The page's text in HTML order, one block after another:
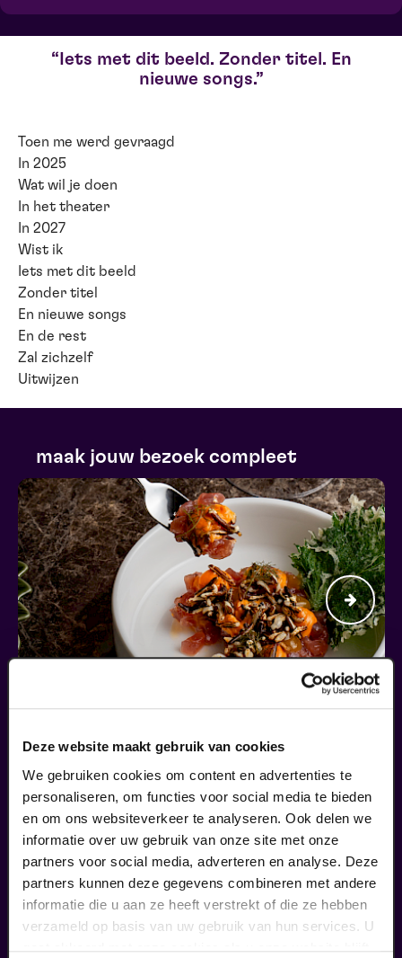
Deze website maakt gebruik van cookies
We gebruiken cookies om content en advertenties te
personaliseren, om functies voor social media te bieden
en om ons websiteverkeer te analyseren. Ook delen we
informatie over uw gebruik van onze site met onze
partners voor social media, adverteren en analyse. Deze
partners kunnen deze gegevens combineren met andere
informatie die u aan ze heeft verstrekt of die ze hebben
verzameld op basis van uw gebruik van hun services. U
gaat akkoord met onze cookies als u onze website blijft
Iets met dit beeld. Zonder titel. En
nieuwe songs.
Toen me werd gevraagd
In 2025
Wat wil je doen
In het theater
In 2027
Wist ik
Iets met dit beeld
Zonder titel
En nieuwe songs
En de rest
Zal zichzelf
Uitwijzen
maak jouw bezoek compleet
Begin bij SIN
€ 39,50
liefhebbers bestelden ook...